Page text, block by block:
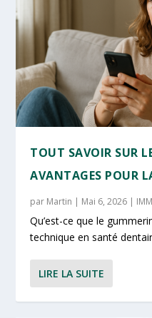
TOUT SAVOIR SUR
AVANTAGES POUR
par Martin | Mai 6, 2026 |
Qu’est-ce que le
technique en santé
LIRE LA SUITE